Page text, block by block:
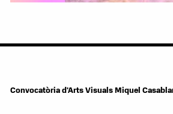
Convocatòria d'Arts Visuals Miquel